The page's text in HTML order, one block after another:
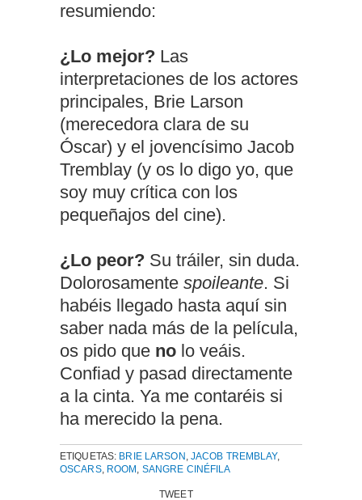
resumiendo:
¿Lo mejor? Las
interpretaciones de los actores
principales, Brie Larson
(merecedora clara de su
Óscar) y el jovencísimo Jacob
Tremblay (y os lo digo yo, que
soy muy crítica con los
pequeñajos del cine).
¿Lo peor? Su tráiler, sin duda.
Dolorosamente spoileante. Si
habéis llegado hasta aquí sin
saber nada más de la película,
os pido que no lo veáis.
Confiad y pasad directamente
a la cinta. Ya me contaréis si
ha merecido la pena.
ETIQUETAS: BRIE LARSON , JACOB TREMBLAY,
OSCARS, ROOM , SANGRE CINÉFILA
TWEET